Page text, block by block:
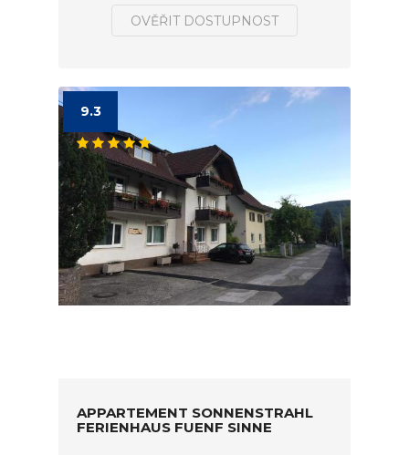
OVĚŘIT DOSTUPNOST
9.3
APPARTEMENT SONNENSTRAHL
FERIENHAUS FUENF SINNE